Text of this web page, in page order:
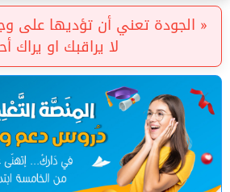
« الجودة تعني أن تؤديها على
لا يراقبك او يراك